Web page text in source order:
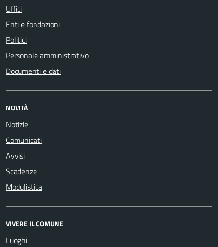
Uffici
Enti e fondazioni
Politici
Personale amministrativo
Documenti e dati
NOVITÀ
Notizie
Comunicati
Avvisi
Scadenze
Modulistica
VIVERE IL COMUNE
Luoghi